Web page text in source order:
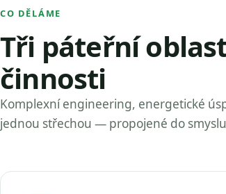
CO DĚLÁME
Tři páteřní
činnosti
Komplexní engineering, energetické
jednou střechou — propojené do